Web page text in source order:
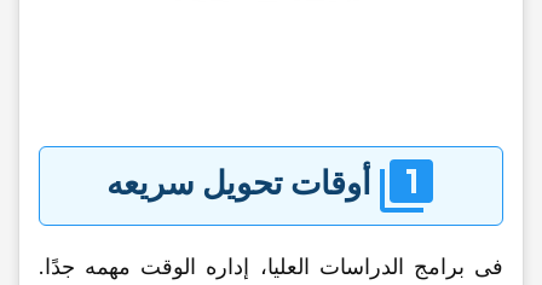
أوقات تحویل سریعه
فی برامج الدراسات العلیا، إداره الوقت مهمه جدًا.